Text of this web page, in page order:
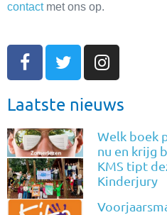
contactmet ons op.
Laatste nieuws
Welk boek
nu en krijg
KMS tipt
Kinderjury